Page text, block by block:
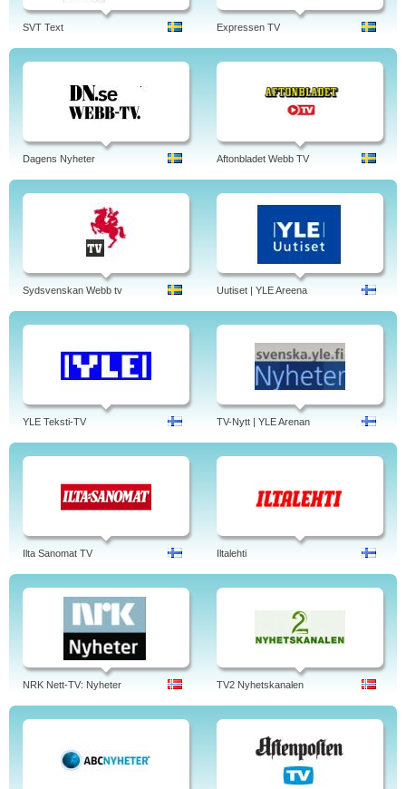
SVT Text Expressen TV
Dagens Nyheter Aftonbladet Webb TV
Sydsvenskan Webb tv Uutiset | YLE Areena
YLE Teksti-TV TV-Nytt | YLE Arenan
Ilta Sanomat TV Iltalehti
NRK Nett-TV: Nyheter TV2 Nyhetskanalen